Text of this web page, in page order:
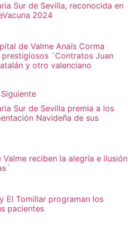
Sur de Sevilla, reconocida en
2024
de Valme Anaïs Corma
`Contratos Juan
y otro valenciano
Siguiente
Sur de Sevilla premia a los
Navideña de sus
reciben la alegría e ilusión
El Tomillar programan los
pacientes